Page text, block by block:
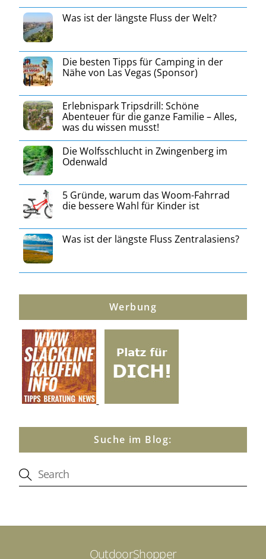
Was ist der längste Fluss der Welt?
Die besten Tipps für Camping in der
Nähe von Las Vegas (Sponsor)
Erlebnispark Tripsdrill: Schöne
Abenteuer für die ganze Familie – Alles,
was du wissen musst!
Die Wolfsschlucht in Zwingenberg im
Odenwald
5 Gründe, warum das Woom-Fahrrad
die bessere Wahl für Kinder ist
Was ist der längste Fluss Zentralasiens?
Werbung
Suche im Blog:
OutdoorShopper